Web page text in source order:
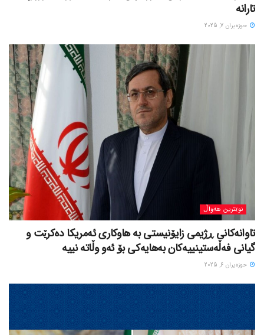
تارانە
حوزه‌یران 7, 2025
نوێترین هەواڵ
تاوانەکانی ڕژیمی زایۆنیستی بە هاوکاری ئەمریکا دەکرێت و
گیانی فەڵەستینییەکان بەهایەکی بۆ ئەو وڵاتە نییە
حوزه‌یران 6, 2025